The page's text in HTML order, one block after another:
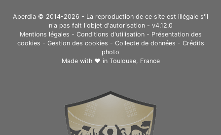
Aperdia © 2014-2026 - La reproduction de ce site est illégale s'il
n'a pas fait l'objet d'autorisation - v4.12.0
Mentions légales - Conditions d'utilisation- Présentation des
cookies - Gestion des cookies - Collecte de données - Crédits
photo
Made with ❤ in Toulouse, France